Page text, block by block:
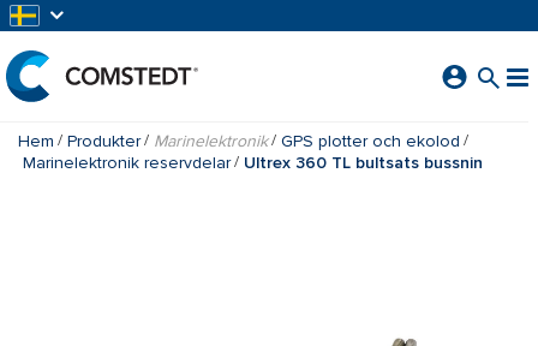
Hem Produkter Marinelektronik
GPS plotter och ekolod
Marinelektronik reservdelar
Ultrex 360 TL bultsats bussnin